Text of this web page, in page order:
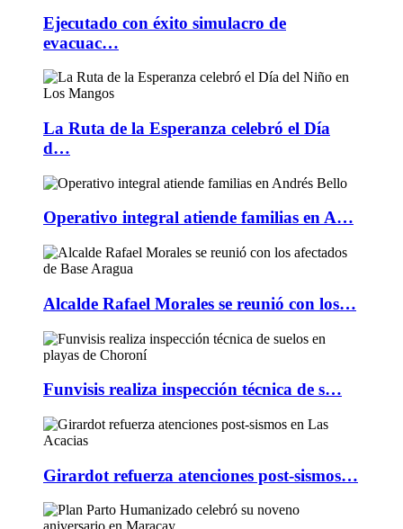
Ejecutado con éxito simulacro de
evacuac…
La Ruta de la Esperanza celebró el Día
d…
Operativo integral atiende familias en A…
Alcalde Rafael Morales se reunió con los…
Funvisis realiza inspección técnica de s…
Girardot refuerza atenciones post-sismos…